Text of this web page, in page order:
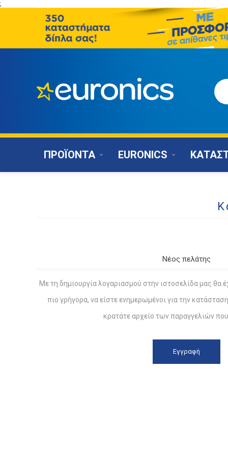
;
ΠΡΟΪΟΝΤΑ EURONICS
Νέος πελάτης
Με τη δημιουργία λογαριασμού στην ιστοσελίδα μας θα
πιο γρήγορα, να είστε ενημερωμένοι για την
κρατάτε αρχείο των παραγγελιών που